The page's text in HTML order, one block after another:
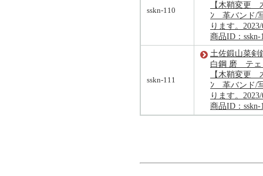
sskn-110
【木鞘変更
ﾝ 革バンド/
ります。
商品ID：sskn-
sskn-111
土佐鍛山菜剣
白鋼 磨 テェ
【木鞘変更
ﾝ 革バンド/
ります。
商品ID：sskn-